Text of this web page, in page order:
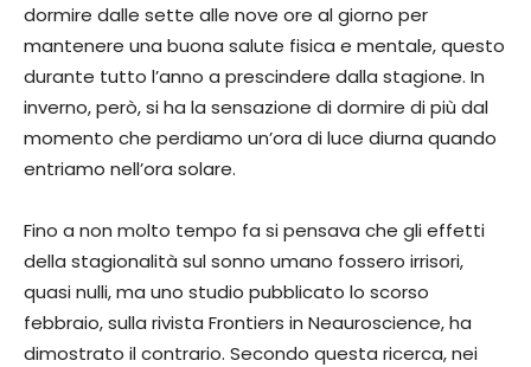
dormire dalle sette alle nove ore al giorno per
mantenere una buona salute fisica e mentale, questo
durante tutto l’anno a prescindere dalla stagione. In
inverno, però, si ha la sensazione di dormire di più dal
momento che perdiamo un’ora di luce diurna quando
entriamo nell’ora solare.
Fino a non molto tempo fa si pensava che gli effetti
della stagionalità sul sonno umano fossero irrisori,
quasi nulli, ma uno studio pubblicato lo scorso
febbraio, sulla rivista Frontiers in Neauroscience, ha
dimostrato il contrario. Secondo questa ricerca, nei